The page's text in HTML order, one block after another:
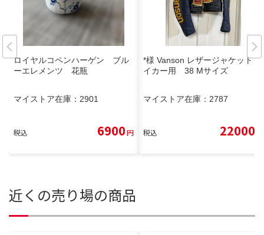
ロイヤルコペンハーゲン ブル
ーエレメンツ 花瓶
マイストア在庫： 2901
税込 6900円
‪*‬様 Vanson レザージャケット バ
イカー用 38 Mサイズ
マイストア在庫： 2787
税込 22000
近くの売り場の商品